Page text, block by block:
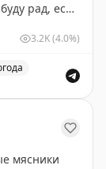
рад, если
3.2K(4.0%)
мясники